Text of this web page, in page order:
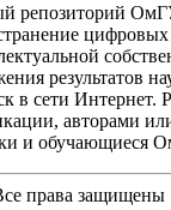
репозиторий
цифровых
результатов
сети Интернет.
авторами
и обучающиеся
права защищены